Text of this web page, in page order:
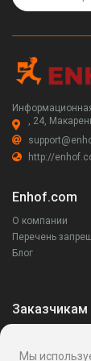
, 24,
http://
Enhof.com
О компании
Перечень
Блог
Заказчикам
Ваши запросы
Мы